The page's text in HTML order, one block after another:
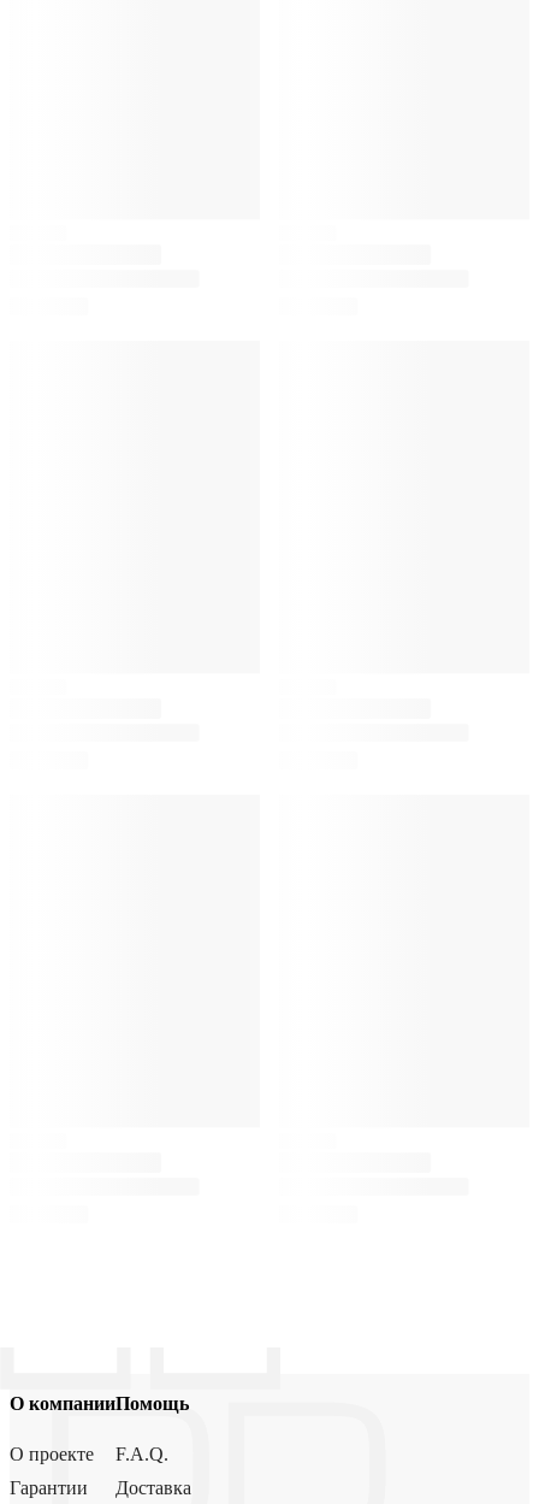
О компании
О проекте
Гарантии
Помощь
F.A.Q.
Доставка